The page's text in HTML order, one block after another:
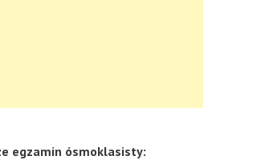
egzamin ósmoklasisty: